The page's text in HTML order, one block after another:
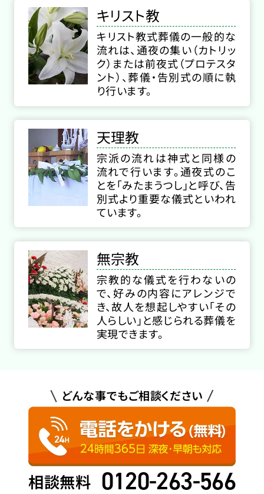
キリスト教
キリスト教式葬儀の一般的な
流れは、通夜の集い（カトリッ
ク）または前夜式（プロテスタ
ント）、葬儀・告別式の順に執
り行います。
天理教
宗派の流れは神式と同様の
流れで行います。通夜式のこ
とを「みたまうつし」と呼び、告
別式より重要な儀式といわれ
ています。
無宗教
宗教的な儀式を行わないの
で、好みの内容にアレンジで
き、故人を想起しやすい「その
人らしい」と感じられる葬儀を
実現できます。
どんな事でもご相談ください
相談無料 0120-263-566